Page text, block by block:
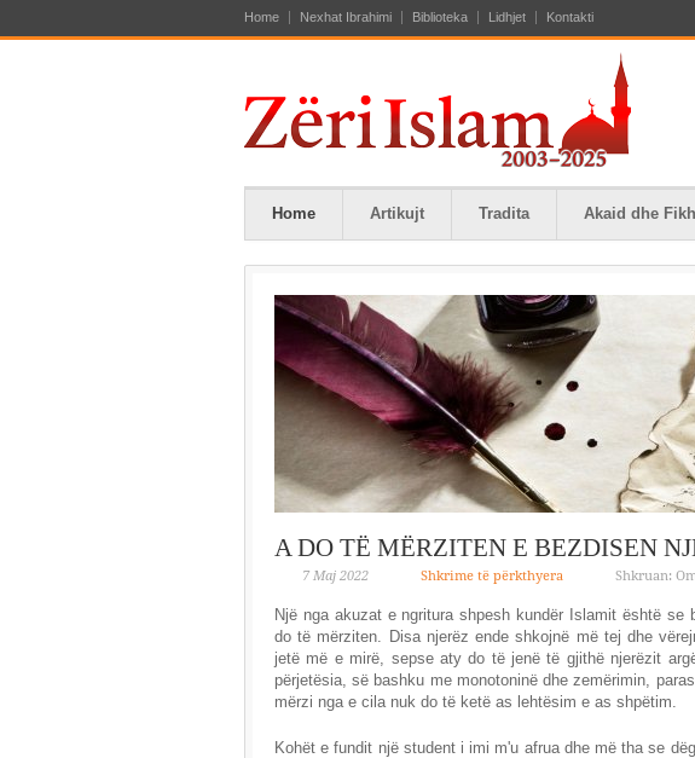
Home Nexhat Ibrahimi Biblioteka Lidhjet Kontakti
Home Artikujt Tradita Akaid dhe
A DO TË MËRZITEN E BEZDISEN
7 Maj 2022 Shkrime të përkthyera Shkruan:
Një nga akuzat e ngritura shpesh kundër Islamit është se
do të mërziten. Disa njerëz ende shkojnë më tej dhe
jetë më e mirë, sepse aty do të jenë të gjithë njerëzit
përjetësia, së bashku me monotoninë dhe zemërimin,
mërzi nga e cila nuk do të ketë as lehtësim e as shpëtim.
Kohët e fundit një student i imi m'u afrua dhe më tha se